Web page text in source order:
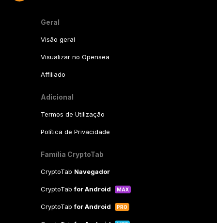
Geral
Visão geral
Visualizar no Opensea
Affiliado
Adicional
Termos de Utilização
Política de Privacidade
Família CryptoTab
CryptoTab Navegador
CryptoTabfor Android MAX
CryptoTabfor Android PRO